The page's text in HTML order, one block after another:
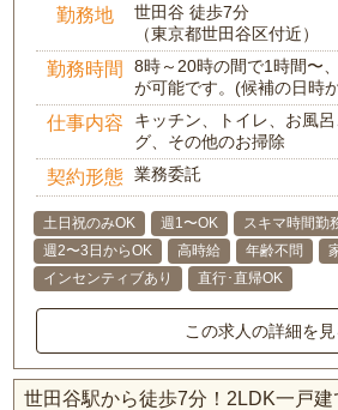
勤務地
世田谷 徒歩7分
（東京都世田谷区付近）
勤務時間
8時～20時の間で1時間〜
が可能です。(候補の日時
仕事内容
キッチン、トイレ、お風
グ、その他のお掃除
契約形態 業務委託
土日祝のみOK 週1〜OK
スキマ時間勤
週2〜3日からOK
高時給 年齢不問
インセンティブあり
直行･直帰OK
この求人の詳細を見
世田谷駅から徒歩7分！2LDK一戸